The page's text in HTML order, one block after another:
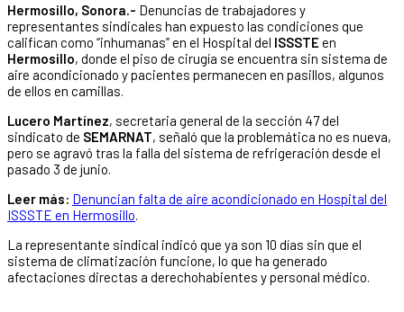
Hermosillo, Sonora.- Denuncias de trabajadores y
representantes sindicales han expuesto las condiciones que
califican como “inhumanas” en el Hospital del ISSSTEen
Hermosillo, donde el piso de cirugía se encuentra sin sistema de
aire acondicionado y pacientes permanecen en pasillos, algunos
de ellos en camillas.
Lucero Martínez, secretaria general de la sección 47 del
sindicato de SEMARNAT, señaló que la problemática no es nueva,
pero se agravó tras la falla del sistema de refrigeración desde el
pasado 3 de junio.
Leer más: Denuncian falta de aire acondicionado en Hospital del
ISSSTE en Hermosillo.
La representante sindical indicó que ya son 10 días sin que el
sistema de climatización funcione, lo que ha generado
afectaciones directas a derechohabientes y personal médico.